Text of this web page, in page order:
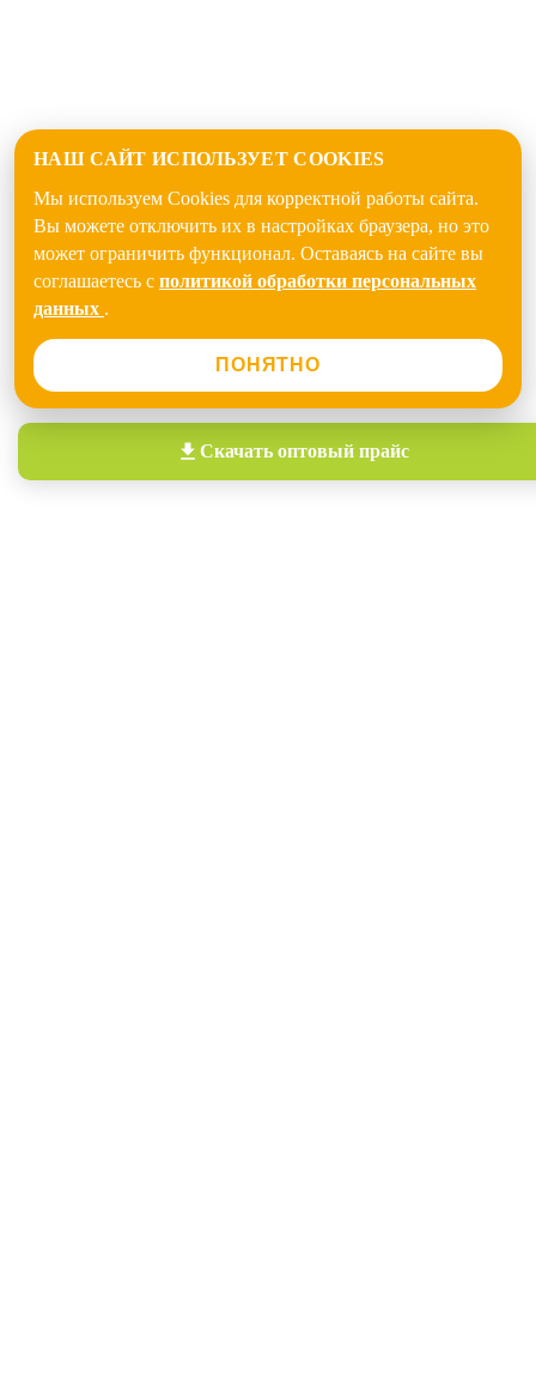
НАШ САЙТ ИСПОЛЬЗУЕТ COOKIES
Мы используем Cookies для корректной работы сайта.
Вы можете отключить их в настройках браузера, но это
может ограничить функционал. Оставаясь на сайте вы
соглашаетесь с политикой обработки персональных
данных .
ПОНЯТНО
Скачать оптовый прайс